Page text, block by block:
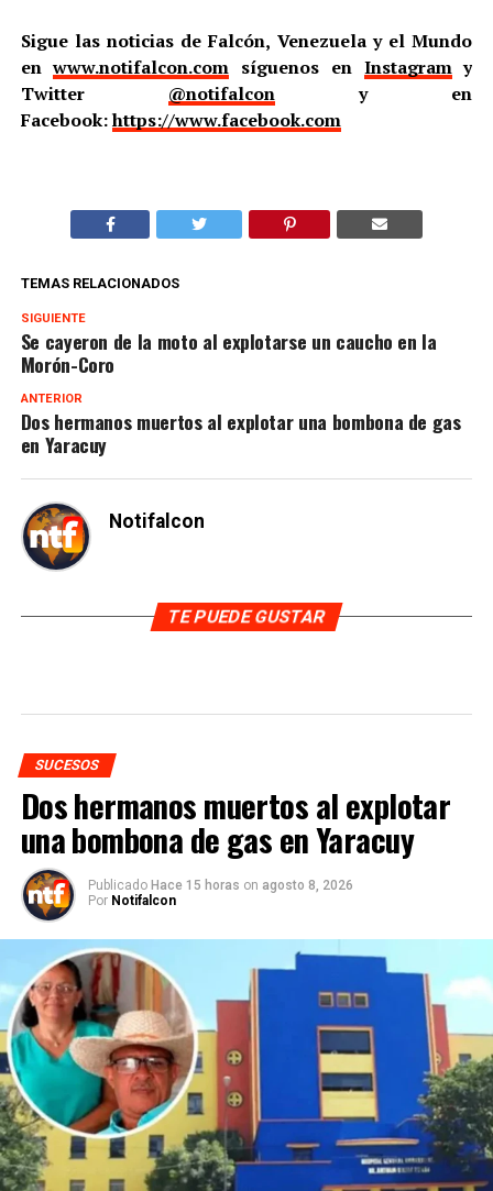
Sigue las noticias de Falcón, Venezuela y el Mundo
enwww.notifalcon.com síguenos en Instagramy
Twitter @notifalcony en
Facebook:https://www.facebook.com
TEMAS RELACIONADOS
SIGUIENTE
Se cayeron de la moto al explotarse un caucho en la
Morón-Coro
ANTERIOR
Dos hermanos muertos al explotar una bombona de gas
en Yaracuy
Notifalcon
TE PUEDE GUSTAR
SUCESOS
Dos hermanos muertos al explotar
una bombona de gas en Yaracuy
Publicado Hace 15 horas on agosto 8, 2026
Por Notifalcon